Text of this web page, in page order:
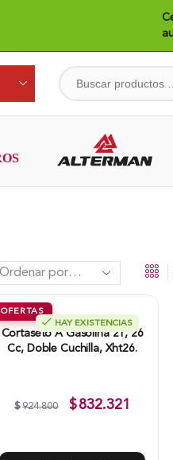
OFERTAS
HAY EXISTENCIAS
Cortaseto A Gasolina 2T, 26
Cc, Doble Cuchilla, Xht26.
$924.800 $832.321